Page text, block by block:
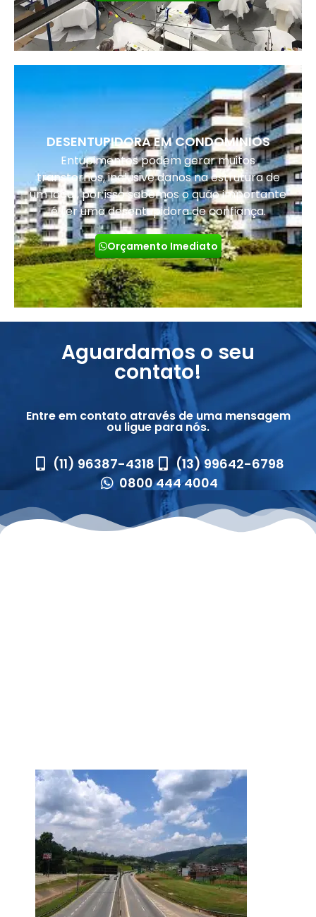
DESENTUPIDORA EM CONDOMINIOS
Entupimentos podem gerar muitos
transtornos, inclusive danos na estrutura de
um local, por isso sabemos o quão importante
é ter uma desentupidora de confiança.
Orçamento Imediato
Aguardamos o seu
contato!
Entre em contato através de uma mensagem
ou ligue para nós.
(11) 96387-4318
(13) 99642-6798
0800 444 4004